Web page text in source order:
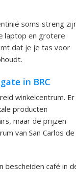
soms streng
laptop en grotere
dat je je tas voor
in BRC
winkelcentrum. Er
producten
maar de prijzen
van San Carlos de
bescheiden café in